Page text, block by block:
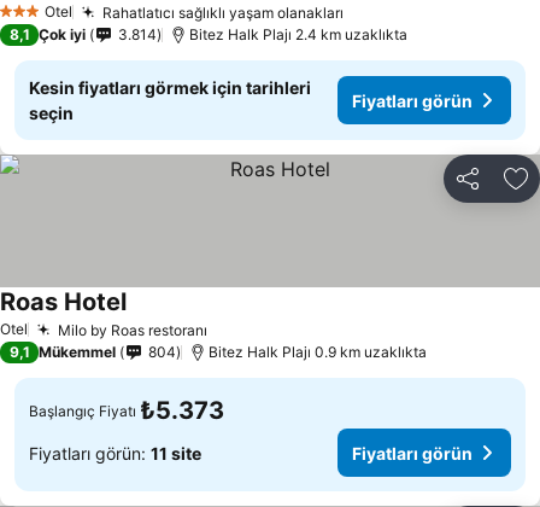
3 YıldızOtel Rahatlatıcı sağlıklı yaşam olanakları
8,1 Çok iyi 3.814 Bitez Halk Plajı 2.4 km uzaklıkta
Kesin fiyatları görmek için tarihleri
seçin
Fiyatları görün
Paylaş
Otel Milo by Roas restoranı
Roas Hotel
9,1 Mükemmel 804 Bitez Halk Plajı 0.9 km uzaklıkta
Başlangıç Fiyatı ₺5.373
Fiyatları görün: 11 site Fiyatları görün